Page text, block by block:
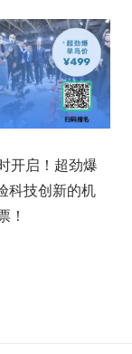
开启！超劲爆
科技创新的机
！